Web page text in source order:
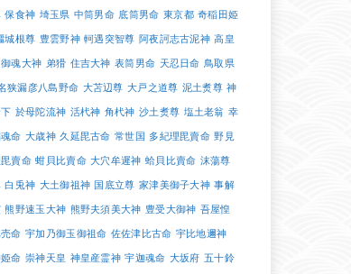
保食神 埼玉県 中筒男命 底筒男命 東京都 奇稲田姫
城根尊 豊雲野神 軻遇突智尊 阿夜訶志古泥神 高皇
魂大神 弟猾 住吉大神 表筒男命 天忍日命 鳥取県
狭漏彦八島野命 大苫辺尊 大戸之道尊 泥土煑尊 神
於母陀流神 活杙神 角杙神 沙土煑尊 塩土老翁 幸
命 大歳神 久延毘古命 常世国 多紀理毘賣命 野見
賣命 蚶貝比賣命 大穴牟遲神 蛤貝比賣命 沫蕩尊
白兎神 大土御祖神 国底立尊 家津美御子大神 事解
熊野速玉大神 熊野夫須美大神 豊受大御神 吾屋惶
命 宇加乃御玉御祖命 佐佐津比古命 宇比地邇神
命 崇神天皇 神皇産霊神 宇迦魂命 大坂府 五十鈴